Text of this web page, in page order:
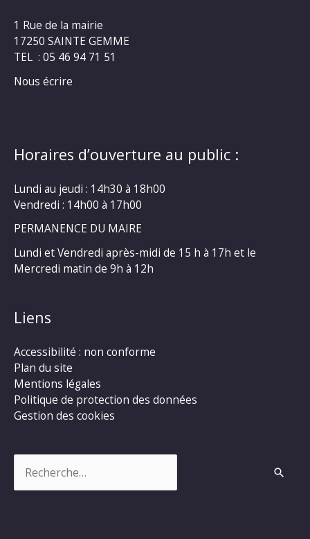
1 Rue de la mairie
17250 SAINTE GEMME
TEL : 05 46 94 71 51
Nous écrire
Horaires d’ouverture au public :
Lundi au jeudi : 14h30 à 18h00
Vendredi : 14h00 à 17h00
PERMANENCE DU MAIRE
Lundi et Vendredi après-midi de 15 h à 17h et le
Mercredi matin de 9h à 12h
Liens
Accessibilité : non conforme
Plan du site
Mentions légales
Politique de protection des données
Gestion des cookies